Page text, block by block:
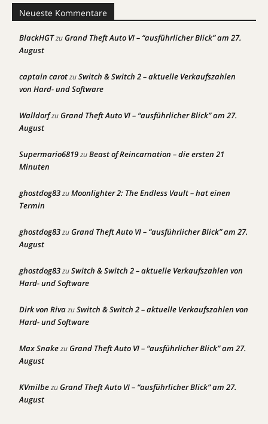
Neueste Kommentare
BlackHGTzuGrand Theft Auto VI – “ausführlicher Blick” am 27.
August
captain carotzuSwitch & Switch 2 – aktuelle Verkaufszahlen
von Hard- und Software
WalldorfzuGrand Theft Auto VI – “ausführlicher Blick” am 27.
August
Supermario6819zuBeast of Reincarnation – die ersten 21
Minuten
ghostdog83zuMoonlighter 2: The Endless Vault – hat einen
Termin
ghostdog83zuGrand Theft Auto VI – “ausführlicher Blick” am 27.
August
ghostdog83zuSwitch & Switch 2 – aktuelle Verkaufszahlen von
Hard- und Software
Dirk von RivazuSwitch & Switch 2 – aktuelle Verkaufszahlen von
Hard- und Software
Max SnakezuGrand Theft Auto VI – “ausführlicher Blick” am 27.
August
KVmilbezuGrand Theft Auto VI – “ausführlicher Blick” am 27.
August